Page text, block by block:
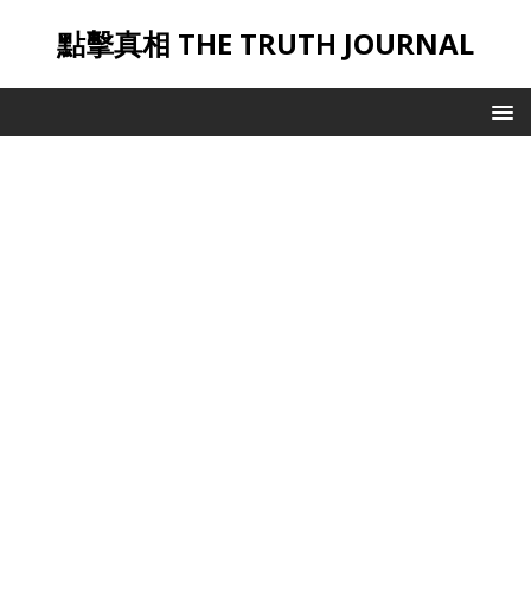
點擊真相 THE TRUTH JOURNAL